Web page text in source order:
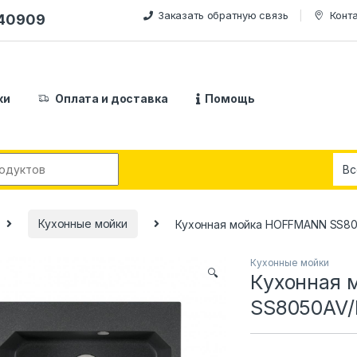
Заказать обратную связь
Оплата и доставка Помощь
Кухонные мойки Кухонная мойка HOFFMANN
🔍
Кухонные мойки
Кухонная